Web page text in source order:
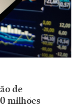
de
milhões